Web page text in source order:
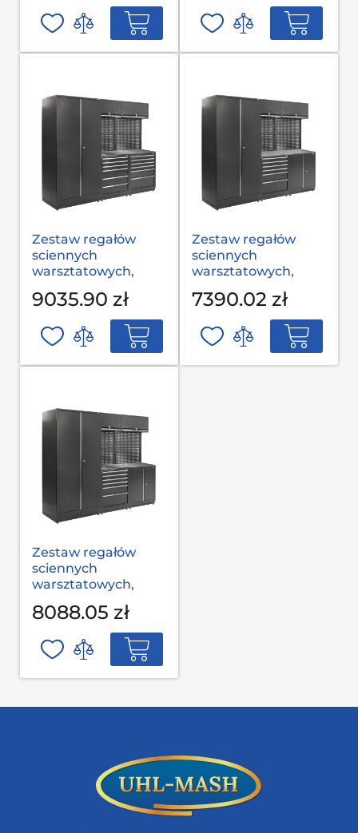
Zestaw regałów
sciennych
warsztatowych,
L-03-001 S op
9035.90 zł
Zestaw regałów
sciennych
warsztatowych,
L-03-002 G(2,0) op
7390.02 zł
Zestaw regałów
sciennych
warsztatowych,
L-03-002 S op
8088.05 zł